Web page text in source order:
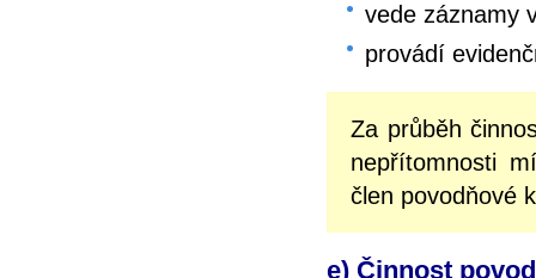
vede záznamy
provádí
Za průběh
nepřítomnosti
člen povodňové
e) Činnost